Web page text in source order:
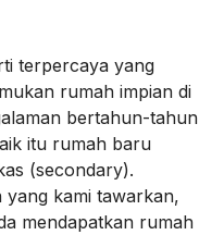
terpercaya yang
rumah impian di
bertahun-tahun
itu rumah baru
(secondary).
yang kami tawarkan,
mendapatkan rumah